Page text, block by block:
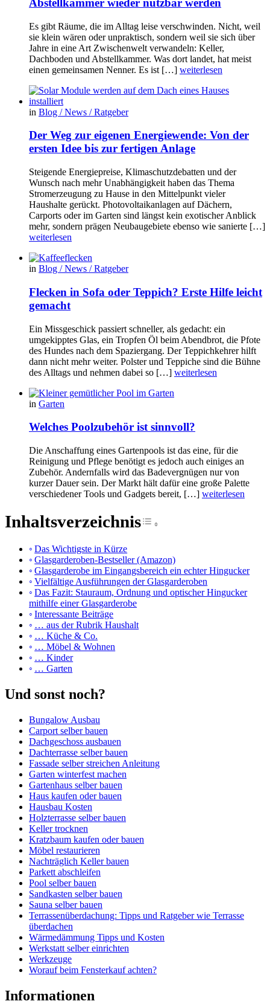
Abstellkammer wieder nutzbar werden
Es gibt Räume, die im Alltag leise verschwinden. Nicht, weil
sie klein wären oder unpraktisch, sondern weil sie sich über
Jahre in eine Art Zwischenwelt verwandeln: Keller,
Dachboden und Abstellkammer. Was dort landet, hat meist
einen gemeinsamen Nenner. Es ist […] weiterlesen
in Blog / News / Ratgeber
Der Weg zur eigenen Energiewende: Von der
ersten Idee bis zur fertigen Anlage
Steigende Energiepreise, Klimaschutzdebatten und der
Wunsch nach mehr Unabhängigkeit haben das Thema
Stromerzeugung zu Hause in den Mittelpunkt vieler
Haushalte gerückt. Photovoltaikanlagen auf Dächern,
Carports oder im Garten sind längst kein exotischer Anblick
mehr, sondern prägen Neubaugebiete ebenso wie sanierte […]
weiterlesen
in Blog / News / Ratgeber
Flecken in Sofa oder Teppich? Erste Hilfe leicht
gemacht
Ein Missgeschick passiert schneller, als gedacht: ein
umgekipptes Glas, ein Tropfen Öl beim Abendbrot, die Pfote
des Hundes nach dem Spaziergang. Der Teppichkehrer hilft
dann nicht mehr weiter. Polster und Teppiche sind die Bühne
des Alltags und nehmen dabei so […] weiterlesen
in Garten
Welches Poolzubehör ist sinnvoll?
Die Anschaffung eines Gartenpools ist das eine, für die
Reinigung und Pflege benötigt es jedoch auch einiges an
Zubehör. Andernfalls wird das Badevergnügen nur von
kurzer Dauer sein. Der Markt hält dafür eine große Palette
verschiedener Tools und Gadgets bereit, […] weiterlesen
InhaltsverzeichnisToggle Table of
Das Wichtigste in Kürze
Glasgarderoben-Bestseller (Amazon)
Glasgarderobe im Eingangsbereich ein echter Hingucker
Vielfältige Ausführungen der Glasgarderoben
Das Fazit: Stauraum, Ordnung und optischer Hingucker
mithilfe einer Glasgarderobe
Interessante Beiträge
… aus der Rubrik Haushalt
… Küche & Co.
… Möbel & Wohnen
… Kinder
… Garten
Und sonst noch?
Bungalow Ausbau
Carport selber bauen
Dachgeschoss ausbauen
Dachterrasse selber bauen
Fassade selber streichen Anleitung
Garten winterfest machen
Gartenhaus selber bauen
Haus kaufen oder bauen
Hausbau Kosten
Holzterrasse selber bauen
Keller trocknen
Kratzbaum kaufen oder bauen
Möbel restaurieren
Nachträglich Keller bauen
Parkett abschleifen
Pool selber bauen
Sandkasten selber bauen
Sauna selber bauen
Terrassenüberdachung: Tipps und Ratgeber wie Terrasse
überdachen
Wärmedämmung Tipps und Kosten
Werkstatt selber einrichten
Werkzeuge
Worauf beim Fensterkauf achten?
Informationen